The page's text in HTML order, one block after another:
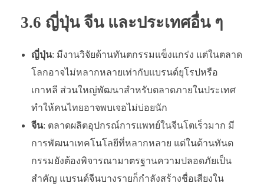
3.6 ญี่ปุ่น จีน และประเทศอื่น ๆ
ญี่ปุ่น: มีงานวิจัยด้านทันตกรรมแข็งแกร่ง แต่ในตลาด
โลกอาจไม่หลากหลายเท่ากับแบรนด์ยุโรปหรือ
เกาหลี ส่วนใหญ่พัฒนาสำหรับตลาดภายในประเทศ
ทำให้คนไทยอาจพบเจอไม่บ่อยนัก
จีน: ตลาดผลิตอุปกรณ์การแพทย์ในจีนโตเร็วมาก มี
การพัฒนาเทคโนโลยีที่หลากหลาย แต่ในด้านทันต
กรรมยังต้องพิจารณามาตรฐานความปลอดภัยเป็น
สำคัญ แบรนด์จีนบางรายก็กำลังสร้างชื่อเสียงใน